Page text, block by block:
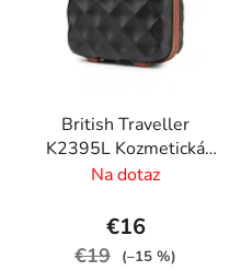
British Traveller
K2395L Kozmetická
taška 30cm Čierna
Na dotaz
€16
€19 (–15 %)